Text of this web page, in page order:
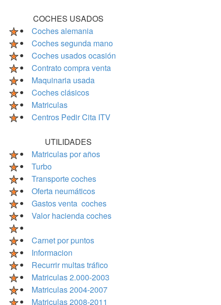
COCHES USADOS
Coches alemania
Coches segunda mano
Coches usados ocasión
Contrato compra venta
Maquinaria usada
Coches clásicos
Matriculas
Centros Pedir Cita ITV
UTILIDADES
Matriculas por años
Turbo
Transporte coches
Oferta neumáticos
Gastos venta coches
Valor hacienda coches
Carnet por puntos
Informacion
Recurrir multas tráfico
Matriculas 2.000-2003
Matriculas 2004-2007
Matriculas 2008-2011